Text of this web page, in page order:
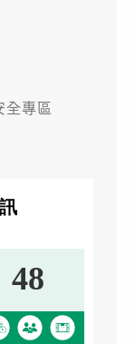
全專區